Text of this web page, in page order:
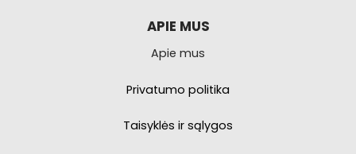
APIE MUS
Apie mus
Privatumo politika
Taisyklės ir sąlygos